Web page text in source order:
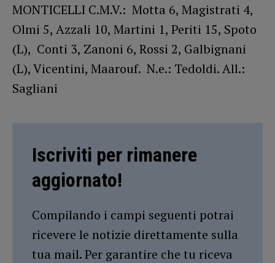
MONTICELLI C.M.V.: Motta 6, Magistrati 4,
Olmi 5, Azzali 10, Martini 1, Periti 15, Spoto
(L), Conti 3, Zanoni 6, Rossi 2, Galbignani
(L), Vicentini, Maarouf. N.e.: Tedoldi. All.:
Sagliani
Iscriviti per rimanere
aggiornato!
Compilando i campi seguenti potrai
ricevere le notizie direttamente sulla
tua mail. Per garantire che tu riceva